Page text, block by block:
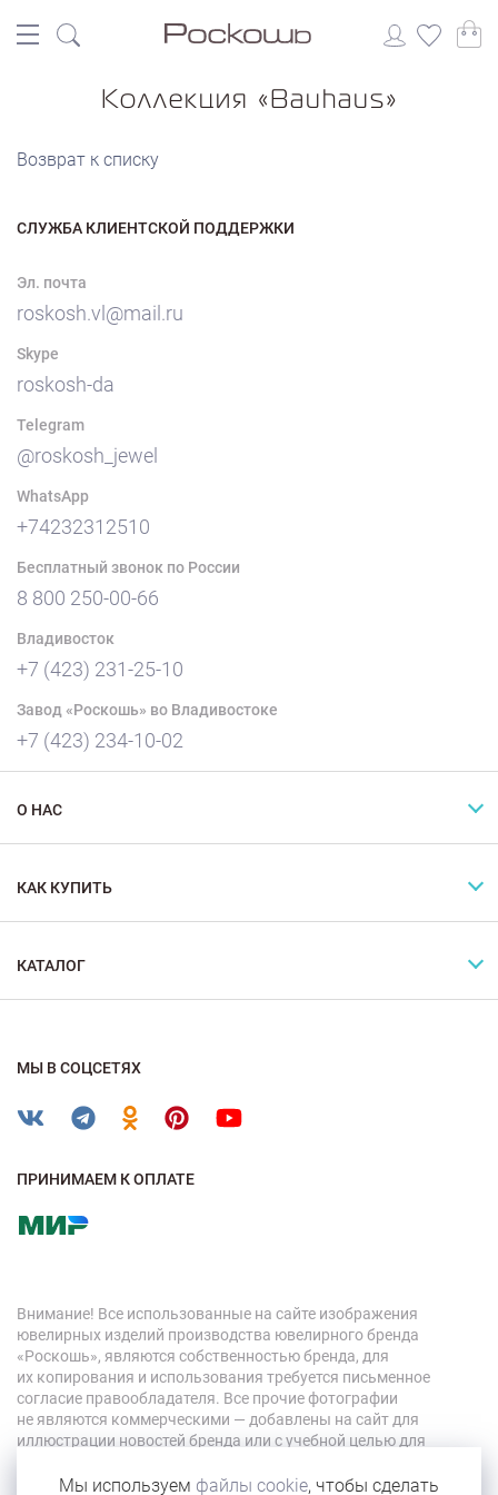
Коллекция «Bauhaus»
Возврат к списку
СЛУЖБА КЛИЕНТСКОЙ ПОДДЕРЖКИ
Эл. почта
roskosh.vl@mail.ru
Skype
roskosh-da
Telegram
@roskosh_jewel
WhatsApp
+74232312510
Бесплатный звонок по России
8 800 250-00-66
Владивосток
+7 (423) 231-25-10
Завод «Роскошь» во Владивостоке
+7 (423) 234-10-02
О НАС
КАК КУПИТЬ
КАТАЛОГ
МЫ В СОЦСЕТЯХ
ПРИНИМАЕМ К ОПЛАТЕ
Внимание! Все использованные на сайте изображения
ювелирных изделий производства ювелирного бренда
«Роскошь», являются собственностью бренда, для
их копирования и использования требуется письменное
согласие правообладателя. Все прочие фотографии
не являются коммерческими — добавлены на сайт для
иллюстрации новостей бренда или с учебной целью для
Мы используем файлы cookie, чтобы сделать